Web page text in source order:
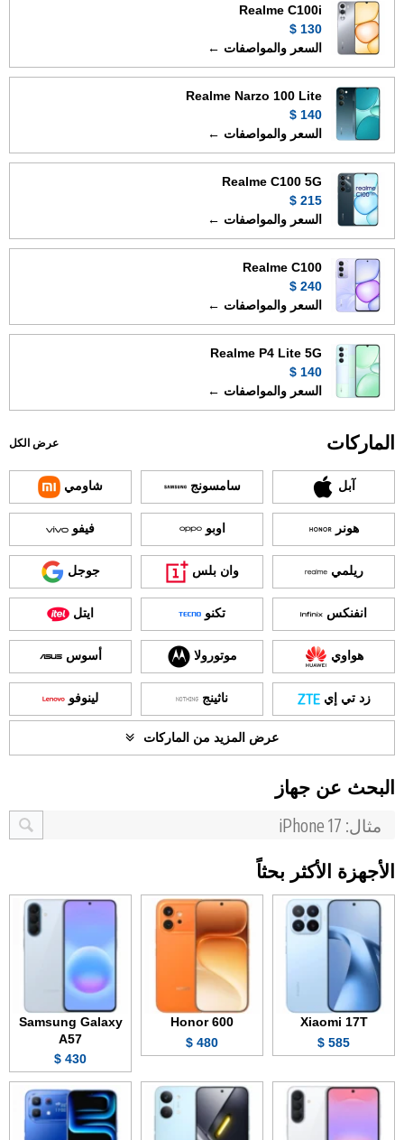
Realme C100i
130 $
السعر والمواصفات ←
Realme Narzo 100 Lite
140 $
السعر والمواصفات ←
Realme C100 5G
215 $
السعر والمواصفات ←
Realme C100
240 $
السعر والمواصفات ←
Realme P4 Lite 5G
140 $
السعر والمواصفات ←
الماركات عرض الكل
آبل سامسونج شاومي
هونر اوبو فيفو
ريلمي وان بلس جوجل
انفنكس تكنو ايتل
هواوي موتورولا أسوس
زد تي إي ناثينج لينوفو
عرض المزيد من الماركات
البحث عن جهاز
الأجهزة الأكثر بحثاً
Xiaomi 17T
585 $
Honor 600
480 $
Samsung Galaxy
A57
430 $